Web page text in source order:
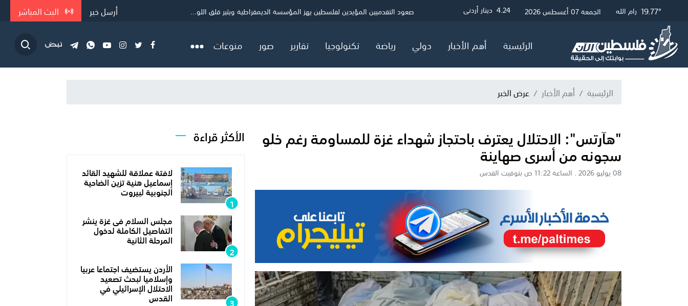
24.91° غزة 20.01° القدس 19.77° رام الله الجمعة 07 أغسطس 2026 3.01 دولار أمريكي 4.05 جنيه إسترليني 4.24 دينار أردني حماس: ننتظر ردًا رسميًا بشأن خارطة المرحلة الثانية
الصحة بغزة: شهيد و5 إصابات خلال 24 ساعة
صعود التقدميين المؤيدين لفلسطين يهز المؤسسة الديمقراطية ويثير قلق اللو... أرسل خبر البث المباشر
الرئيسية أهم الأخبار دولي رياضة تكنولوجيا تقارير صور منوعات
الرئيسية أهم الأخبار عرض الخبر
"هآرتس": الاحتلال يعترف باحتجاز شهداء غزة للمساومة رغم خلو
سجونه من أسرى صهاينة
08 يوليو 2026 . الساعة 11:22 ص بتوقيت القدس
الأكثر قراءة
لافتة عملاقة للشهيد القائد
إسماعيل هنية تزين الضاحية
الجنوبية لبيروت
مجلس السلام فى غزة ينشر
التفاصيل الكاملة لدخول
المرحلة الثانية
الأردن يستضيف اجتماعا عربيا
وإسلاميا لبحث تصعيد
الاحتلال الإسرائيلي في
القدس